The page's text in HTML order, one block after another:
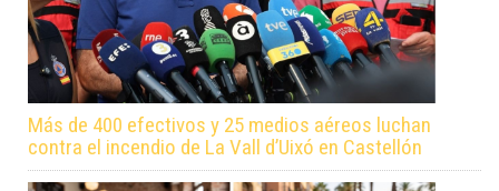
Más de 400 efectivos y 25 medios aéreos luchan
contra el incendio de La Vall d’Uixó en Castellón